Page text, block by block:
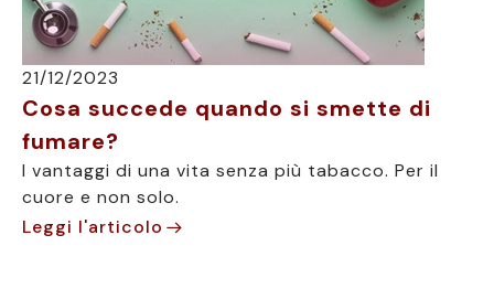
21/12/2023
Cosa succede quando si smette di
fumare?
I vantaggi di una vita senza più tabacco. Per il
cuore e non solo.
Leggi l'articolo